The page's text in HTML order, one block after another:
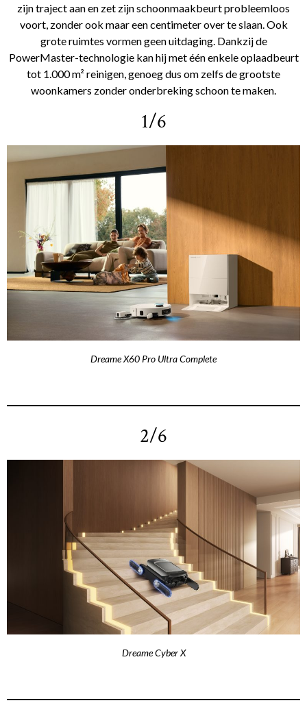
zijn traject aan en zet zijn schoonmaakbeurt probleemloos
voort, zonder ook maar een centimeter over te slaan. Ook
grote ruimtes vormen geen uitdaging. Dankzij de
PowerMaster-technologie kan hij met één enkele oplaadbeurt
tot 1.000 m² reinigen, genoeg dus om zelfs de grootste
woonkamers zonder onderbreking schoon te maken.
1/6
Dreame X60 Pro Ultra Complete
2/6
Dreame Cyber X